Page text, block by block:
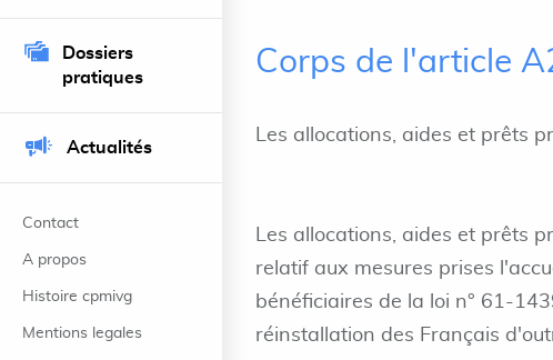
Dossiers
pratiques
Actualités
Contact
A propos
Histoire cpmivg
Mentions legales
Corps de l'article
Les allocations, aides et prêts
Les allocations, aides et prêts
relatif aux mesures prises
bénéficiaires de la loi n° 61-
réinstallation des Français